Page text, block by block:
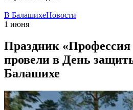
В БалашихеНовости
1 июня
Праздник
провели в День
Балашихе